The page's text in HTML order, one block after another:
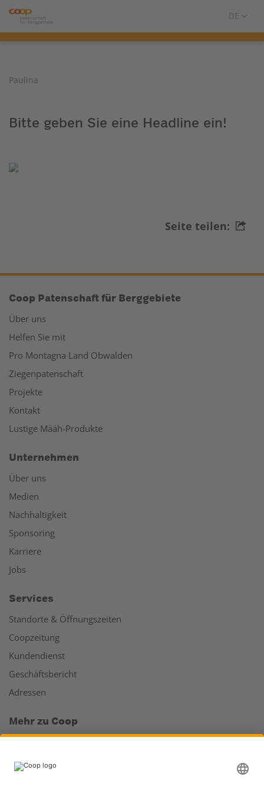
Paulina
Bitte geben Sie eine Headline ein!
Seite teilen:
Coop Patenschaft für Berggebiete
Über uns
Helfen Sie mit
Pro Montagna Land Obwalden
Ziegenpatenschaft
Projekte
Kontakt
Lustige Määh-Produkte
Unternehmen
Über uns
Medien
Nachhaltigkeit
Sponsoring
Karriere
Jobs
Services
Standorte & Öffnungszeiten
Coopzeitung
Kundendienst
Geschäftsbericht
Adressen
Mehr zu Coop
Läden & Services